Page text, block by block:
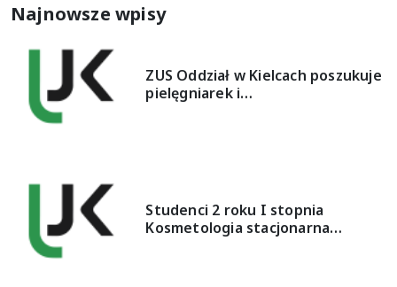
Najnowsze wpisy
ZUS Oddział w Kielcach poszukuje
pielęgniarek i…
Studenci 2 roku I stopnia
Kosmetologia stacjonarna…